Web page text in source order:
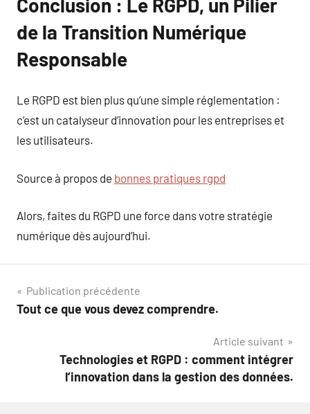
de la Transition Numérique
Responsable
Le RGPD est bien plus qu’une simple réglementation :
c’est un catalyseur d’innovation pour les entreprises et
les utilisateurs.
Source à propos de bonnes pratiques rgpd
Alors, faites du RGPD une force dans votre stratégie
numérique dès aujourd’hui.
Navigation
de
Publication précédente
Tout ce que vous devez comprendre.
Article suivant
Technologies et RGPD : comment intégrer
l’innovation dans la gestion des données.